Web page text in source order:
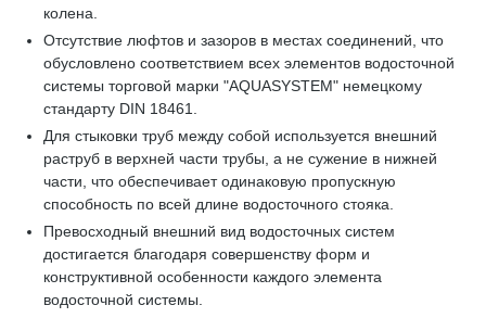
колена.
Отсутствие люфтов и зазоров в местах соединений, что
обусловлено соответствием всех элементов водосточной
системы торговой марки "AQUASYSTEM" немецкому
стандарту DIN 18461.
Для стыковки труб между собой используется внешний
раструб в верхней части трубы, а не сужение в нижней
части, что обеспечивает одинаковую пропускную
способность по всей длине водосточного стояка.
Превосходный внешний вид водосточных систем
достигается благодаря совершенству форм и
конструктивной особенности каждого элемента
водосточной системы.